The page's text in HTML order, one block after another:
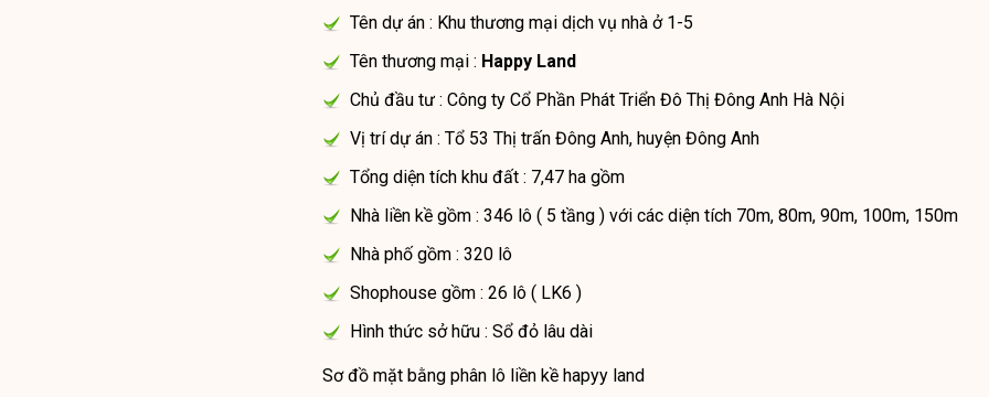
Tên dự án : Khu thương mại dịch vụ nhà ở 1-5
Tên thương mại : Happy Land
Chủ đầu tư : Công ty Cổ Phần Phát Triển Đô Thị Đông Anh Hà Nội
Vị trí dự án : Tổ 53 Thị trấn Đông Anh, huyện Đông Anh
Tổng diện tích khu đất : 7,47 ha gồm
Nhà liền kề gồm : 346 lô ( 5 tầng ) với các diện tích 70m, 80m, 90m, 100m, 150m
Nhà phố gồm : 320 lô
Shophouse gồm : 26 lô ( LK6 )
Hình thức sở hữu : Sổ đỏ lâu dài
Sơ đồ mặt bằng phân lô liền kề hapyy land